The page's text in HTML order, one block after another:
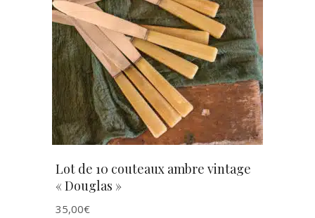
AJOUTER AU PANIER
Lot de 10 couteaux ambre vintage
« Douglas »
35,00€